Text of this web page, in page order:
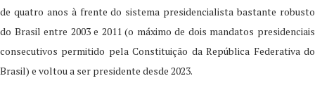
de quatro anos à frente do sistema presidencialista bastante robusto
do Brasil entre 2003 e 2011 (o máximo de dois mandatos presidenciais
consecutivos permitido pela Constituição da República Federativa do
Brasil) e voltou a ser presidente desde 2023.